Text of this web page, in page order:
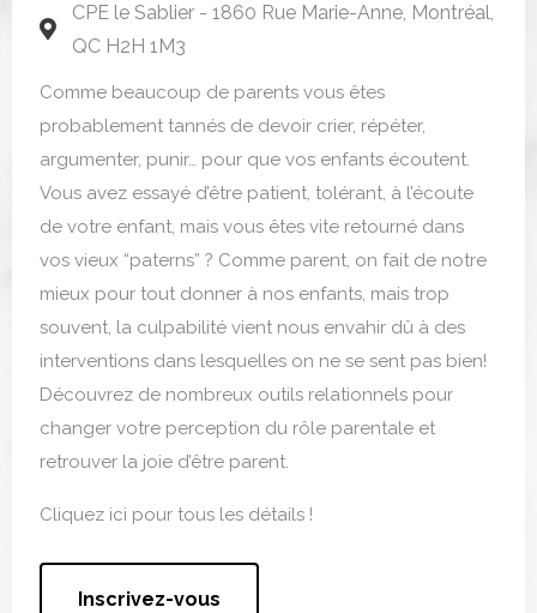
CPE le Sablier - 1860 Rue Marie-Anne, Montréal,
QC H2H 1M3
Comme beaucoup de parents vous êtes
probablement tannés de devoir crier, répéter,
argumenter, punir… pour que vos enfants écoutent.
Vous avez essayé d’être patient, tolérant, à l’écoute
de votre enfant, mais vous êtes vite retourné dans
vos vieux “paterns” ? Comme parent, on fait de notre
mieux pour tout donner à nos enfants, mais trop
souvent, la culpabilité vient nous envahir dû à des
interventions dans lesquelles on ne se sent pas bien!
Découvrez de nombreux outils relationnels pour
changer votre perception du rôle parentale et
retrouver la joie d’être parent.
Cliquez ici pour tous les détails !
Inscrivez-vous